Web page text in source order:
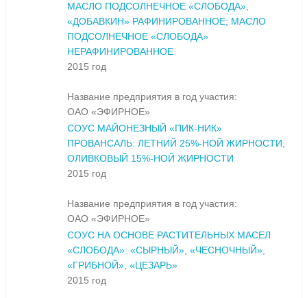
МАСЛО ПОДСОЛНЕЧНОЕ «СЛОБОДА»,
«ДОБАВКИН» РАФИНИРОВАННОЕ; МАСЛО
ПОДСОЛНЕЧНОЕ «СЛОБОДА»
НЕРАФИНИРОВАННОЕ
2015 год
Название предприятия в год участия:
ОАО «ЭФИРНОЕ»
СОУС МАЙОНЕЗНЫЙ «ПИК-НИК»
ПРОВАНСАЛЬ: ЛЕТНИЙ 25%-НОЙ ЖИРНОСТИ;
ОЛИВКОВЫЙ 15%-НОЙ ЖИРНОСТИ
2015 год
Название предприятия в год участия:
ОАО «ЭФИРНОЕ»
СОУС НА ОСНОВЕ РАСТИТЕЛЬНЫХ МАСЕЛ
«СЛОБОДА»: «СЫРНЫЙ», «ЧЕСНОЧНЫЙ»,
«ГРИБНОЙ», «ЦЕЗАРЬ»
2015 год